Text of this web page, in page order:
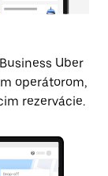
Uber
operátorom,
rezervácie.